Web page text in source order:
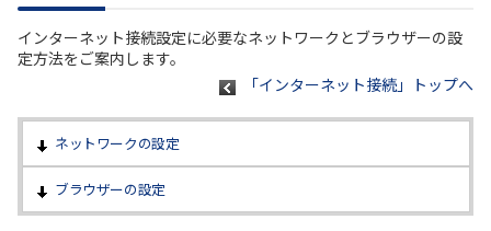
サービス名から探す
工事・故障情報
各種ダウンロード
インターネット接続設定に必要なネットワークとブラウザーの設
定方法をご案内します。
「インターネット接続」トップへ
ネットワークの設定
ブラウザーの設定